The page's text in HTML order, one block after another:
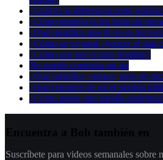
¿Cuál es la diferencia entre
¿Cómo manejo la ira justa sin
¿Qué significa que él no es mi
¿Cómo se ve aquí «vencer el mal
¿Cómo oro por el otro hombre?
No puedo controlar mi ira
¿Qué significa «airaos, pero no
¿Qué requiere de mí el perdón
¿Cómo peleo una batalla
Suscríbete para videos semanales sobre